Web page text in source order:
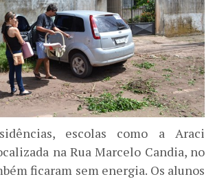
escolas como a Araci
na Rua Marcelo Candia, no
ficaram sem energia. Os alunos